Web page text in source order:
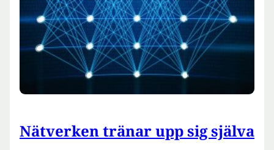
Nätverken tränar upp sig själva